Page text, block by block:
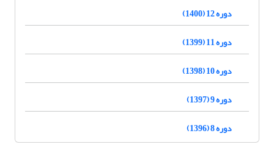
دوره 12 (1400)
دوره 11 (1399)
دوره 10 (1398)
دوره 9 (1397)
دوره 8 (1396)